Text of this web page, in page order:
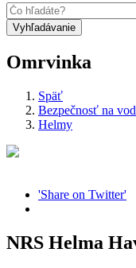
Omrvinka
Späť
Bezpečnosť na
Helmy
'Share on Twitter'
NRS Helma